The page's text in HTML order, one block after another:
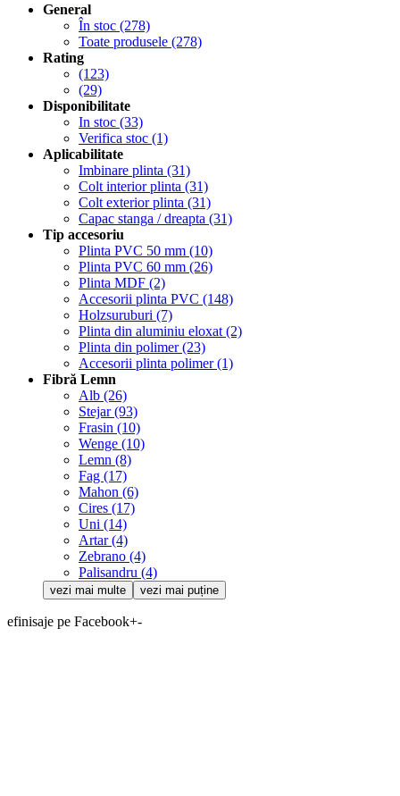
General
În stoc (278)
Toate produsele (278)
Rating
(123)
(29)
Disponibilitate
In stoc (33)
Verifica stoc (1)
Aplicabilitate
Imbinare plinta (31)
Colt interior plinta (31)
Colt exterior plinta (31)
Capac stanga / dreapta (31)
Tip accesoriu
Plinta PVC 50 mm (10)
Plinta PVC 60 mm (26)
Plinta MDF (2)
Accesorii plinta PVC (148)
Holzsuruburi (7)
Plinta din aluminiu eloxat (2)
Plinta din polimer(23)
Accesorii plinta polimer(1)
Fibră Lemn
Alb (26)
Stejar(93)
Frasin (10)
Wenge (10)
Lemn (8)
Fag (17)
Mahon (6)
Cires (17)
Uni (14)
Artar(4)
Zebrano (4)
Palisandru (4)
vezi mai multe vezi mai puține
efinisaje pe Facebook+-